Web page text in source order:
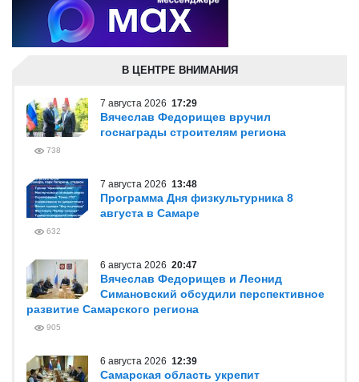
В ЦЕНТРЕ ВНИМАНИЯ
7 августа 2026 17:29
Вячеслав Федорищев вручил
госнаграды строителям региона
738
7 августа 2026 13:48
Программа Дня физкультурника 8
августа в Самаре
632
6 августа 2026 20:47
Вячеслав Федорищев и Леонид
Симановский обсудили перспективное
развитие Самарского региона
905
6 августа 2026 12:39
Самарская область укрепит